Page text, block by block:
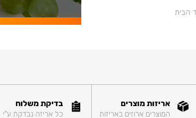
הבית
אריזות מוצרים
המוצרים ארוזים באריזות
בדיקת משלוח
כל אריזה נבדקת ע"י